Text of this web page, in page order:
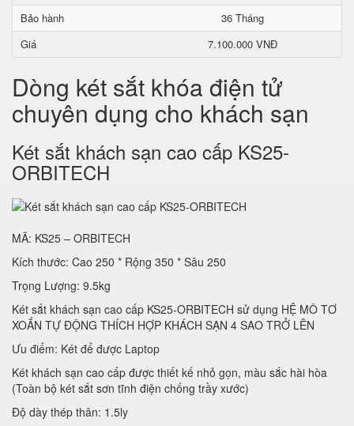
Bảo hành
36 Tháng
Giá
7.100.000 VNĐ
Dòng két sắt khóa điện tử
chuyên dụng cho khách sạn
Két sắt khách sạn cao cấp KS25-
ORBITECH
MÃ: KS25 – ORBITECH
Kích thước: Cao 250 * Rộng 350 * Sâu 250
Trọng Lượng: 9.5kg
Két sắt khách sạn cao cấp KS25-ORBITECH sử dụng HỆ MÔ TƠ
XOẮN TỰ ĐỘNG THÍCH HỢP KHÁCH SẠN 4 SAO TRỞ LÊN
Ưu điểm: Két để được Laptop
Két khách sạn cao cấp được thiết kế nhỏ gọn, màu sắc hài hòa
(Toàn bộ két sắt sơn tĩnh điện chống trầy xước)
Độ dày thép thân: 1.5ly